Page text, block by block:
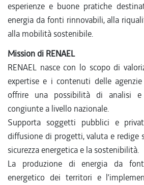
esperienze e buone pratiche
energia da fonti rinnovabili, alla
alla mobilità sostenibile.
Mission di RENAEL
RENAEL nasce con lo scopo di
expertise e i contenuti delle
offrire una possibilità di analisi e
congiunte a livello nazionale.
Supporta soggetti pubblici e
diffusione di progetti, valuta e redige
sicurezza energetica e la sostenibilità.
La produzione di energia da
energetico dei territori e